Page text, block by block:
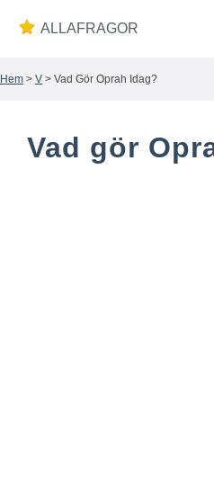
ALLAFRAGOR
Wiki
Hem > V > Vad Gör Oprah Idag?
Vad gör